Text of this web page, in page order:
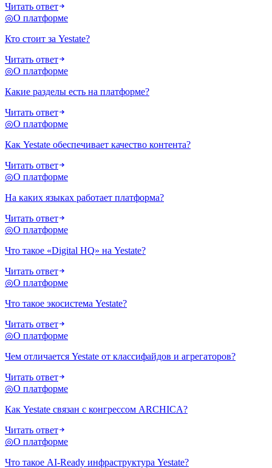
Читать ответ
◎О платформе
Кто стоит за Yestate?
Читать ответ
◎О платформе
Какие разделы есть на платформе?
Читать ответ
◎О платформе
Как Yestate обеспечивает качество контента?
Читать ответ
◎О платформе
На каких языках работает платформа?
Читать ответ
◎О платформе
Что такое «Digital HQ» на Yestate?
Читать ответ
◎О платформе
Что такое экосистема Yestate?
Читать ответ
◎О платформе
Чем отличается Yestate от классифайдов и агрегаторов?
Читать ответ
◎О платформе
Как Yestate связан с конгрессом ARCHICA?
Читать ответ
◎О платформе
Что такое AI-Ready инфраструктура Yestate?